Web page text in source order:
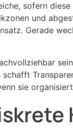
sofern
und
Gerade
sie